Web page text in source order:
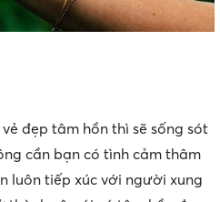
đẹp tâm hồn thì sẽ sống sót
cần bạn có tình cảm thâm
luôn tiếp xúc với người xung